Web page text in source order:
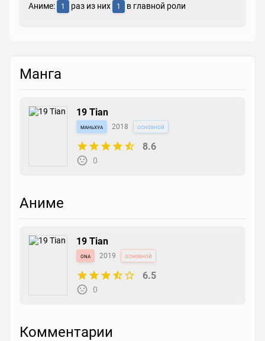
Аниме: 1 раз из них 1 в главной роли
Манга
19 Tian
маньхуа 2018 основной
8.6
0
Аниме
19 Tian
ona 2019 основной
6.5
0
Комментарии